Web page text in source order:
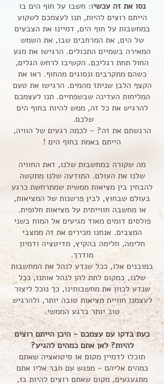
נסו את זה עכשיו: חשבו על חוף הים בו
הייתם רוצים להיות, תנו לעצמכם לשקוע
במחשבות על חוף הים, דמיינו את הצבעים
של הים, את המרחבים שבו, את השמש
המאירה בשמיים התכולים. הרגישו את מגע
החול תחת רגליכם. הקשיבו לרחש הגלים,
כשהם מתקרבים ונסוגים מהחוף. ראו את
הקצף הלבן שניתז מהמים. הרגישו את טעם
המליחות העדינה שבשפתיים. תנו לעצמכם
להרגיש את כל זה, ממש להיות בחוף הים
שלכם.
הרגשתם את זה? - לכמה רגעים של הוויה,
הייתם באמת בחוף הים !
מה שקורה במחשבות שלנו, זאת החוויה
שלנו את העולם. התודעה שלנו מתקשה
להבחין בין מציאות ממשית שמתרחשת כרגע
בעולם שבחוץ, לבין פרשנות של המציאות,
או מחשבה חווייתית על מציאות חלופית.
פולסים דומים מאוד מגיעים אל המוח בשני
המצבים. אנחנו מכירים את זה ממצבי
חלימה, חלימה בהקיץ, מדיטציה ודמיון
מודרך.
במובנים אלו, ככל שנדע לנהל את המחשבות
שלנו, במקום לתת להן לנהל אותנו, ככל
שנדע לכוון את מחשבותינו, כך נוכל ליצור
לעצמנו חוויית מציאות טובה יותר, ולהרגיש
טוב יותר ברגע הממשי.
כעת בדקו עם עצמכם - היכן הייתם רוצים
להיות? לאן אתם כמהים להגיע?
תוכלו לדמיין מקום או סיטואציה שאתם
כמהים אליהם - מפגש עם חבר אליו אתם
מתגעגעים, מקום שאתם רוצים להיות בו,